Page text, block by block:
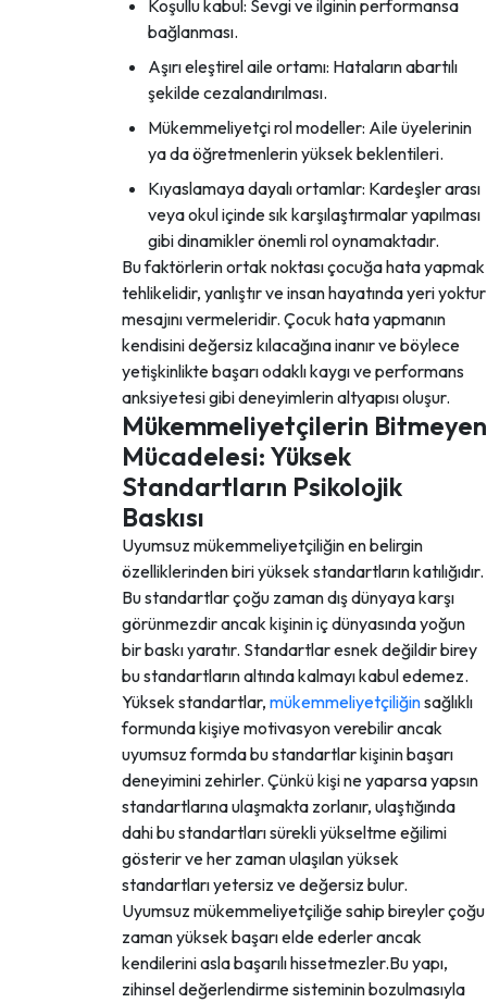
Koşullu kabul: Sevgi ve ilginin performansa
bağlanması.
Aşırı eleştirel aile ortamı: Hataların abartılı
şekilde cezalandırılması.
Mükemmeliyetçi rol modeller: Aile üyelerinin
ya da öğretmenlerin yüksek beklentileri.
Kıyaslamaya dayalı ortamlar: Kardeşler arası
veya okul içinde sık karşılaştırmalar yapılması
gibi dinamikler önemli rol oynamaktadır.
Bu faktörlerin ortak noktası çocuğa hata yapmak
tehlikelidir, yanlıştır ve insan hayatında yeri yoktur
mesajını vermeleridir. Çocuk hata yapmanın
kendisini değersiz kılacağına inanır ve böylece
yetişkinlikte başarı odaklı kaygı ve performans
anksiyetesi gibi deneyimlerin altyapısı oluşur.
Mükemmeliyetçilerin Bitmeyen
Mücadelesi: Yüksek
Standartların Psikolojik
Baskısı
Uyumsuz mükemmeliyetçiliğin en belirgin
özelliklerinden biri yüksek standartların katılığıdır.
Bu standartlar çoğu zaman dış dünyaya karşı
görünmezdir ancak kişinin iç dünyasında yoğun
bir baskı yaratır. Standartlar esnek değildir birey
bu standartların altında kalmayı kabul edemez.
Yüksek standartlar, mükemmeliyetçiliğinsağlıklı
formunda kişiye motivasyon verebilir ancak
uyumsuz formda bu standartlar kişinin başarı
deneyimini zehirler. Çünkü kişi ne yaparsa yapsın
standartlarına ulaşmakta zorlanır, ulaştığında
dahi bu standartları sürekli yükseltme eğilimi
gösterir ve her zaman ulaşılan yüksek
standartları yetersiz ve değersiz bulur.
Uyumsuz mükemmeliyetçiliğe sahip bireyler çoğu
zaman yüksek başarı elde ederler ancak
kendilerini asla başarılı hissetmezler.Bu yapı,
zihinsel değerlendirme sisteminin bozulmasıyla